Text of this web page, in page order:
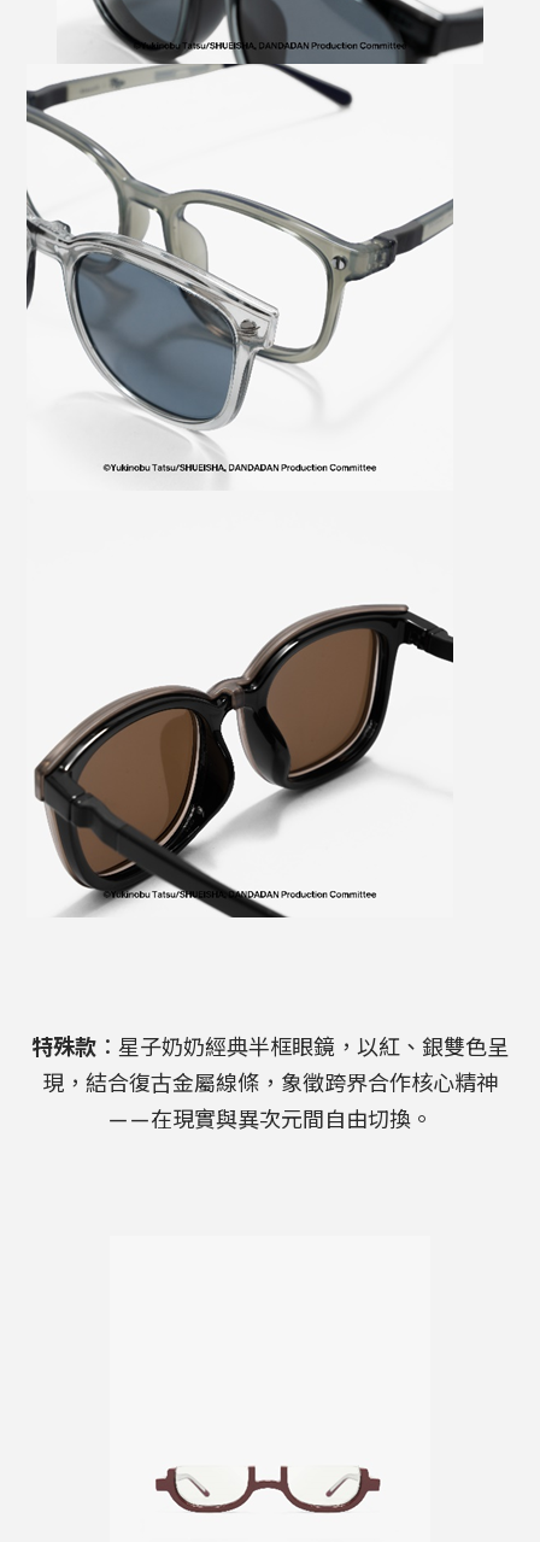
特殊款 ：星子奶奶經典半框眼鏡，以紅、銀雙色呈
現，結合復古金屬線條，象徵跨界合作核心精神
——在現實與異次元間自由切換。